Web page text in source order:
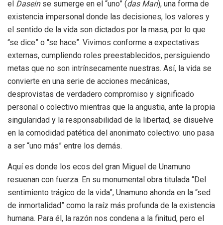
el Daseinse sumerge en el “uno” (das Man), una forma de
existencia impersonal donde las decisiones, los valores y
el sentido de la vida son dictados por la masa, por lo que
“se dice” o “se hace”. Vivimos conforme a expectativas
externas, cumpliendo roles preestablecidos, persiguiendo
metas que no son intrínsecamente nuestras. Así, la vida se
convierte en una serie de acciones mecánicas,
desprovistas de verdadero compromiso y significado
personal o colectivo mientras que la angustia, ante la propia
singularidad y la responsabilidad de la libertad, se disuelve
en la comodidad patética del anonimato colectivo: uno pasa
a ser “uno más” entre los demás.
Aquí es donde los ecos del gran Miguel de Unamuno
resuenan con fuerza. En su monumental obra titulada “Del
sentimiento trágico de la vida”, Unamuno ahonda en la “sed
de inmortalidad” como la raíz más profunda de la existencia
humana. Para él, la razón nos condena a la finitud, pero el